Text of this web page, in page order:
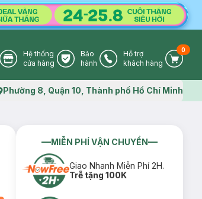
Store Icon
Hệ thống
cửa hàng
Warranty Icon
Bảo
hành
Phone Icon
Hỗ trợ
khách hàng
Cart
0
Map icon
Phường 8, Quận 10, Thành phố Hồ Chí Minh
MIỄN PHÍ VẬN CHUYỂN
Giao Nhanh Miễn Phí 2H.
Trễ tặng 100K